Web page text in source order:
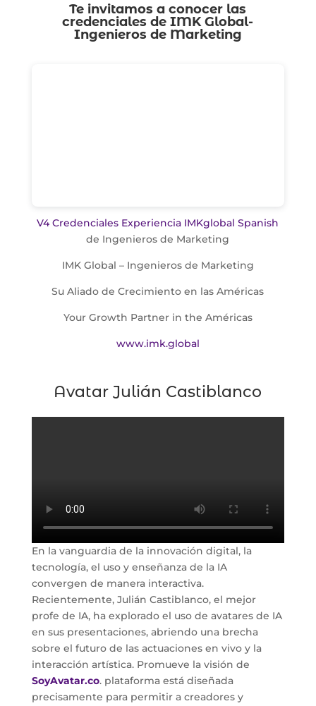
Te invitamos a conocer las
credenciales deIMK Global-
Ingenieros de Marketing
V4 Credenciales Experiencia IMKglobal Spanish
de Ingenieros de Marketing
IMK Global – Ingenieros de Marketing
Su Aliado de Crecimiento en las Américas
Your Growth Partner in the Américas
www.imk.global
Avatar Julián Castiblanco
En la vanguardia de la innovación digital, la
tecnología, el uso y enseñanza de la IA
convergen de manera interactiva.
Recientemente, Julián Castiblanco, el mejor
profe de IA, ha explorado el uso de avatares de IA
en sus presentaciones, abriendo una brecha
sobre el futuro de las actuaciones en vivo y la
interacción artística. Promueve la visión de
SoyAvatar.co. plataforma está diseñada
precisamente para permitir a creadores y